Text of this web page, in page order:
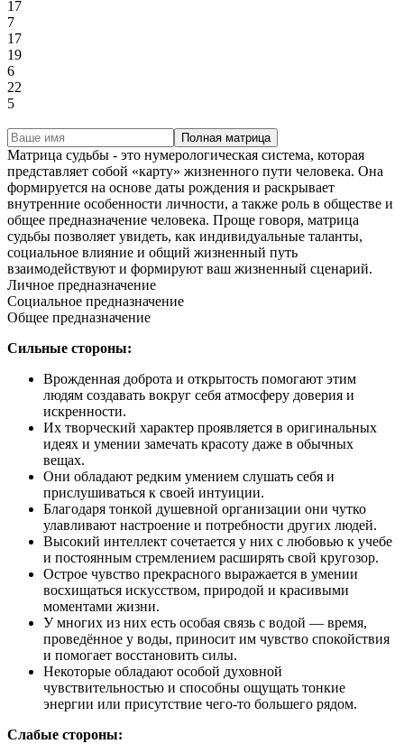
17
7
17
19
6
22
5
Полная матрица
Матрица судьбы - это нумерологическая система, которая
представляет собой «карту» жизненного пути человека. Она
формируется на основе даты рождения и раскрывает
внутренние особенности личности, а также роль в обществе и
общее предназначение человека. Проще говоря, матрица
судьбы позволяет увидеть, как индивидуальные таланты,
социальное влияние и общий жизненный путь
взаимодействуют и формируют ваш жизненный сценарий.
Личное предназначение
Социальное предназначение
Общее предназначение
Сильные стороны:
Врожденная доброта и открытость помогают этим
людям создавать вокруг себя атмосферу доверия и
искренности.
Их творческий характер проявляется в оригинальных
идеях и умении замечать красоту даже в обычных
вещах.
Они обладают редким умением слушать себя и
прислушиваться к своей интуиции.
Благодаря тонкой душевной организации они чутко
улавливают настроение и потребности других людей.
Высокий интеллект сочетается у них с любовью к учебе
и постоянным стремлением расширять свой кругозор.
Острое чувство прекрасного выражается в умении
восхищаться искусством, природой и красивыми
моментами жизни.
У многих из них есть особая связь с водой — время,
проведённое у воды, приносит им чувство спокойствия
и помогает восстановить силы.
Некоторые обладают особой духовной
чувствительностью и способны ощущать тонкие
энергии или присутствие чего-то большего рядом.
Слабые стороны: